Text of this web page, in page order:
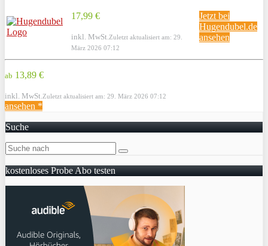
17,99 €
inkl. MwSt. Zuletzt aktualisiert am: 29.
März 2026 07:12
Jetzt bei
Hugendubel.de
ansehen
ab 13,89 €
inkl. MwSt. Zuletzt aktualisiert am: 29. März 2026 07:12
ansehen *
Suche
kostenloses Probe Abo testen